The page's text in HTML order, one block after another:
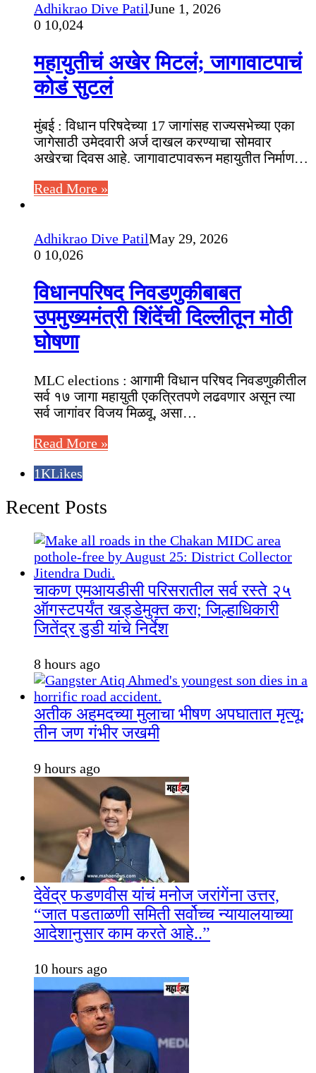
Adhikrao Dive PatilJune 1, 2026
0 10,024
महायुतीचं अखेर मिटलं; जागावाटपाचं
कोडं सुटलं
मुंबई : विधान परिषदेच्या 17 जागांसह राज्यसभेच्या एका
जागेसाठी उमेदवारी अर्ज दाखल करण्याचा सोमवार
अखेरचा दिवस आहे. जागावाटपावरून महायुतीत निर्माण…
Read More »
Adhikrao Dive PatilMay 29, 2026
0 10,026
विधानपरिषद निवडणुकीबाबत
उपमुख्यमंत्री शिंदेंची दिल्लीतून मोठी
घोषणा
MLC elections : आगामी विधान परिषद निवडणुकीतील
सर्व १७ जागा महायुती एकत्रितपणे लढवणार असून त्या
सर्व जागांवर विजय मिळवू, असा…
Read More »
1KLikes
Recent Posts
चाकण एमआयडीसी परिसरातील सर्व रस्ते २५
ऑगस्टपर्यंत खड्डेमुक्त करा; जिल्हाधिकारी
जितेंद्र डुडी यांचे निर्देश
8 hours ago
अतीक अहमदच्या मुलाचा भीषण अपघातात मृत्यू;
तीन जण गंभीर जखमी
9 hours ago
देवेंद्र फडणवीस यांचं मनोज जरांगेंना उत्तर,
“जात पडताळणी समिती सर्वोच्च न्यायालयाच्या
आदेशानुसार काम करते आहे..”
10 hours ago